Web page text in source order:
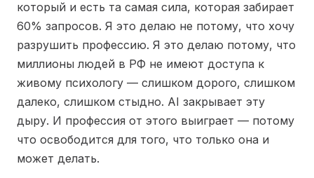
который и есть та самая сила, которая забирает
60% запросов. Я это делаю не потому, что хочу
разрушить профессию. Я это делаю потому, что
миллионы людей в РФ не имеют доступа к
живому психологу — слишком дорого, слишком
далеко, слишком стыдно. AI закрывает эту
дыру. И профессия от этого выиграет — потому
что освободится для того, что только она и
может делать.